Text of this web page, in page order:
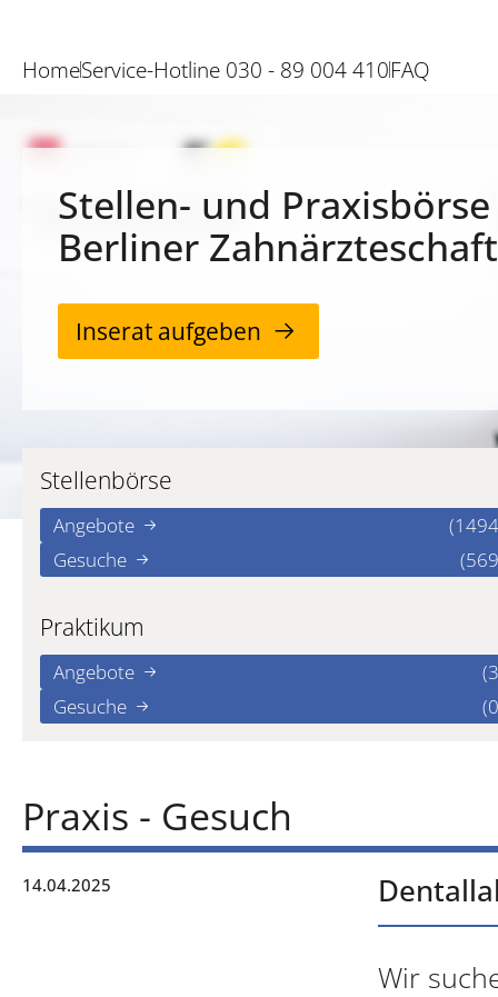
HomeService-Hotline 030 - 89 004 410FAQ
Stellen- und
Berliner Zahnärzteschaft
Inserat aufgeben
Stellenbörse
Angebote
Gesuche
Praktikum
Angebote
Gesuche
Praxis - Gesuch
14.04.2025
Wir